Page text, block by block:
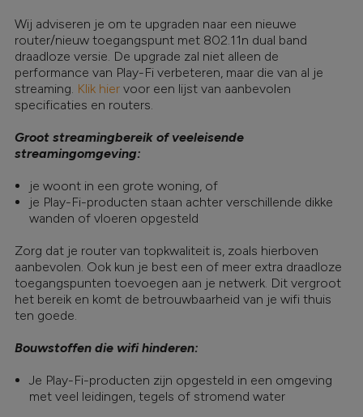
Wij adviseren je om te upgraden naar een nieuwe
router/nieuw toegangspunt met 802.11n dual band
draadloze versie. De upgrade zal niet alleen de
performance van Play-Fi verbeteren, maar die van al je
streaming. Klik hiervoor een lijst van aanbevolen
specificaties en routers.
Groot streamingbereik of veeleisende
streamingomgeving:
je woont in een grote woning, of
je Play-Fi-producten staan achter verschillende dikke
wanden of vloeren opgesteld
Zorg dat je router van topkwaliteit is, zoals hierboven
aanbevolen. Ook kun je best een of meer extra draadloze
toegangspunten toevoegen aan je netwerk. Dit vergroot
het bereik en komt de betrouwbaarheid van je wifi thuis
ten goede.
Bouwstoffen die wifi hinderen:
Je Play-Fi-producten zijn opgesteld in een omgeving
met veel leidingen, tegels of stromend water